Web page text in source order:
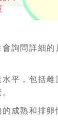
詢問詳細的
水平，包括
成熟和排卵